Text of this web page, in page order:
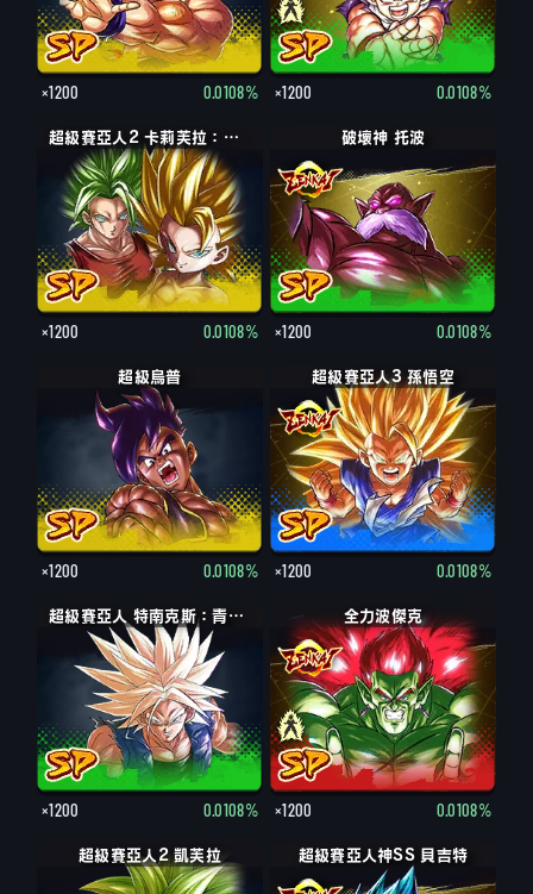
×1200 0.0108% ×1200 0.0108%
超級賽亞人2 卡莉芙拉：凱露（支援）
×1200 0.0108%
破壞神 托波
×1200 0.0108%
超級烏普
×1200 0.0108%
超級賽亞人3 孫悟空
×1200 0.0108%
超級賽亞人 特南克斯：青年期
×1200 0.0108%
波傑克
全力波傑克
×1200 0.0108%
超級賽亞人2 凱芙拉 超級賽亞人神SS 貝吉特